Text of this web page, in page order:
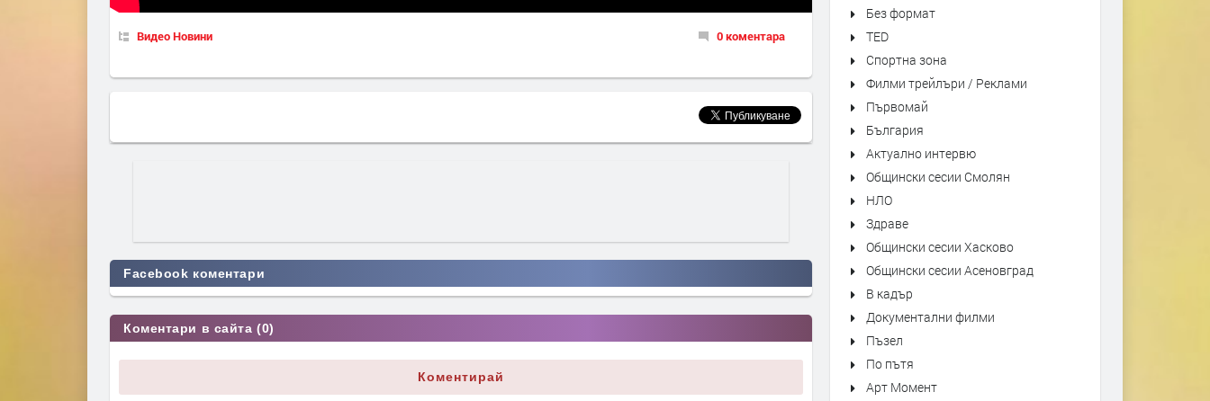
Видео Новини 0 коментара
Facebook коментари
Коментари в сайта (0)
Коментирай
Без формат
TED
Спортна зона
Филми трейлъри / Реклами
Първомай
България
Актуално интервю
Общински сесии Смолян
НЛО
Здраве
Общински сесии Хасково
Общински сесии Асеновград
В кадър
Документални филми
Пъзел
По пътя
Арт Момент